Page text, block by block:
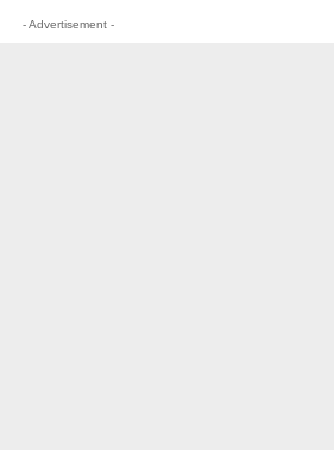
- Advertisement -